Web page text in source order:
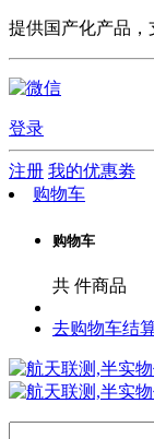
提供国产化产品，
登录
注册 我的优惠劵
购物车
购物车
共 件商品
去购物车结